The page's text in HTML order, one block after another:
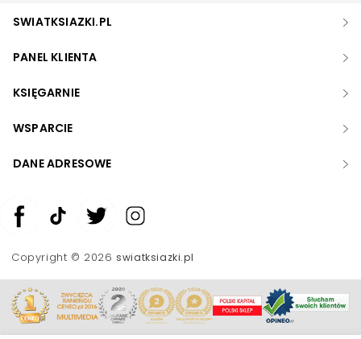
SWIATKSIAZKI.PL
PANEL KLIENTA
KSIĘGARNIE
WSPARCIE
DANE ADRESOWE
Copyright © 2026swiatksiazki.pl
Zwiększ rozmiar czcionki
Skala szarości